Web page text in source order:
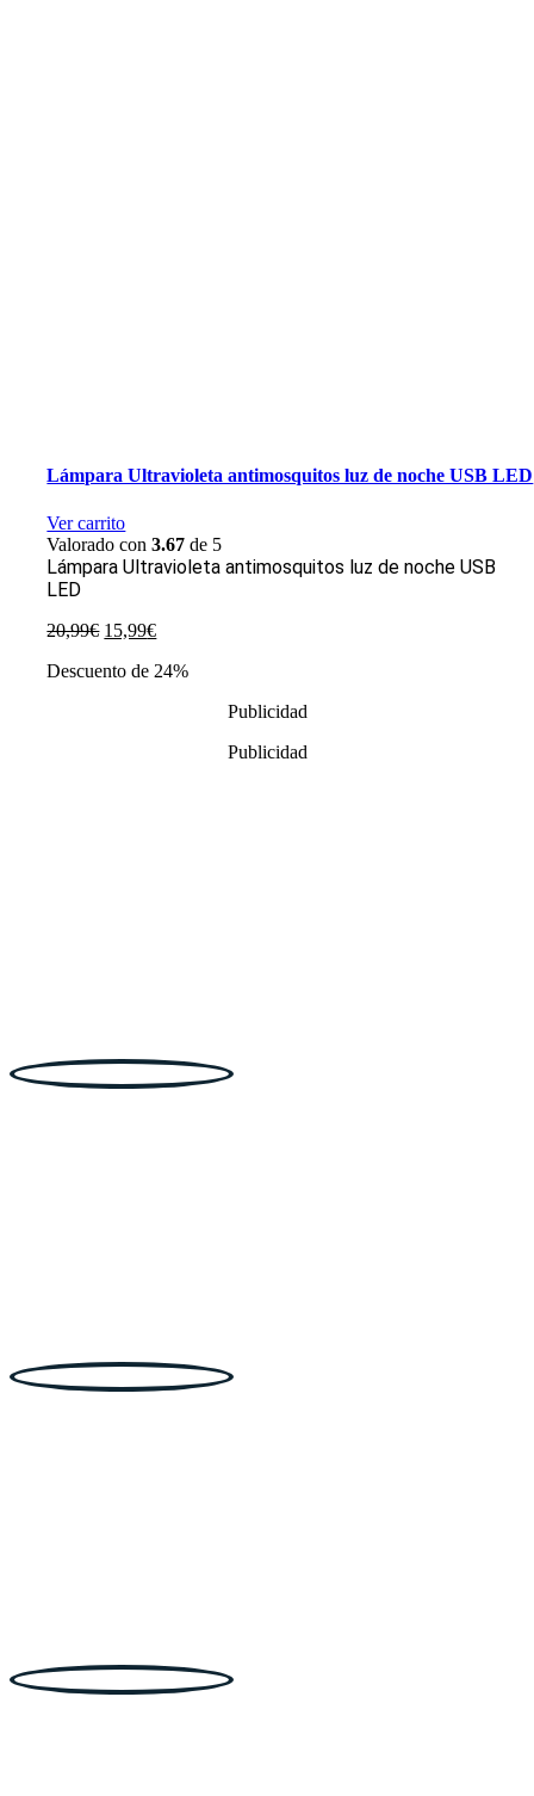
Lámpara Ultravioleta antimosquitos luz de noche USB LED
Ver carrito
Valorado con3.67 de 5
Lámpara Ultravioleta antimosquitos luz de noche USB
LED
20,99€ El
original
15,99€El
actual
Descuento de 24%
Publicidad
Publicidad